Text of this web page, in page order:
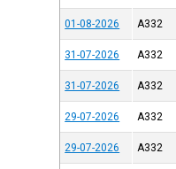
01-08-2026 A332
31-07-2026 A332
31-07-2026 A332
29-07-2026 A332
29-07-2026 A332